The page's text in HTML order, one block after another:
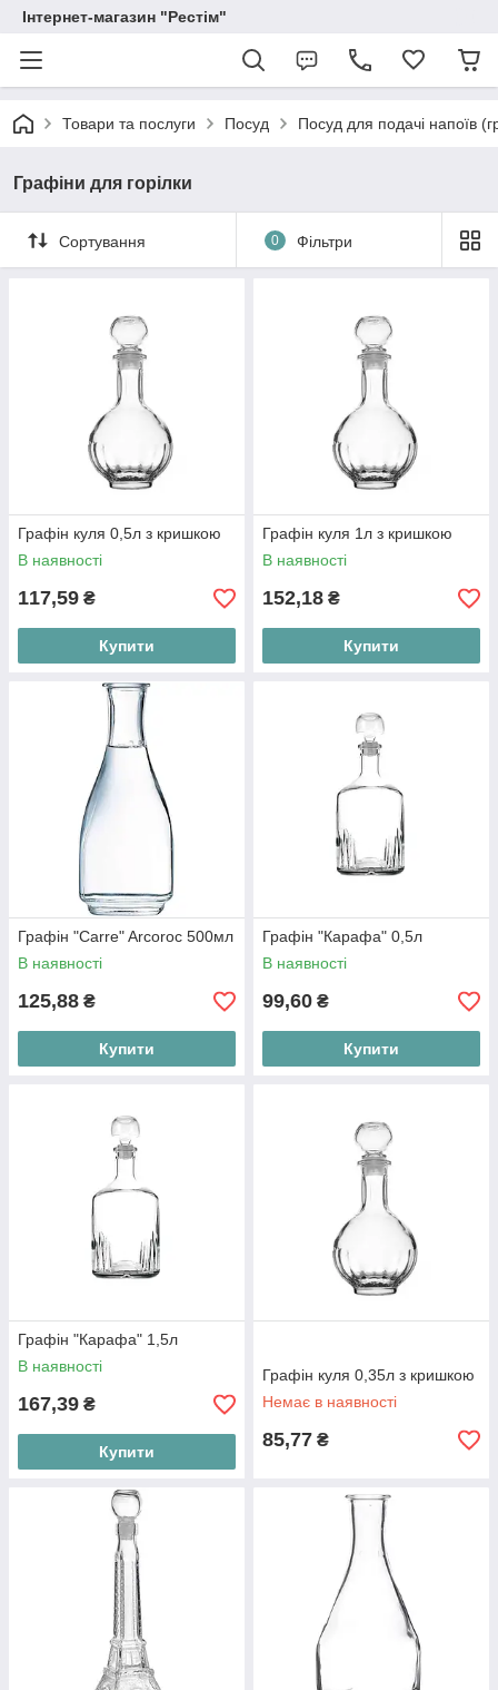
Інтернет-магазин "Рестім"
Товари та послуги Посуд Посуд для подачі напоїв
Графіни для горілки
Сортування 0 Фільтри
Графін куля 0,5л з кришкою
В наявності
117,59 ₴
Купити
Графін куля 1л з кришкою
В наявності
152,18 ₴
Купити
Графін "Carre" Arcoroc 500мл
В наявності
125,88 ₴
Купити
Графін "Карафа" 0,5л
В наявності
99,60 ₴
Купити
Графін "Карафа" 1,5л
В наявності
167,39 ₴
Купити
Графін куля 0,35л з кришкою
Немає в наявності
85,77 ₴